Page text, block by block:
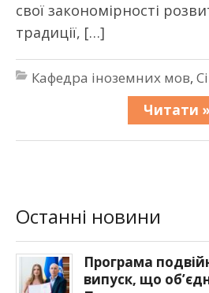
свої закономірності
традиції, […]
Кафедра іноземних мов,
Читати »
Останні новини
Програма
випуск, що